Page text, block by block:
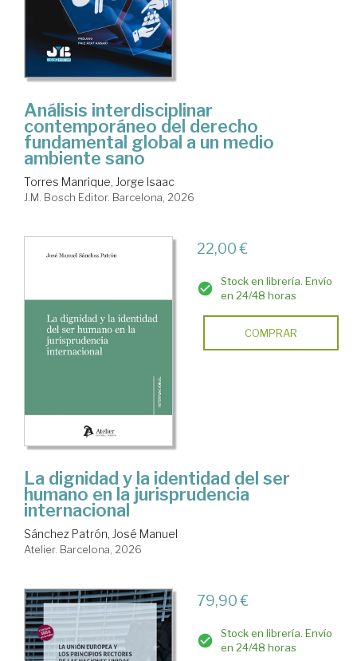
Análisis interdisciplinar
contemporáneo del derecho
fundamental global a un medio
ambiente sano
Torres Manrique, Jorge Isaac
J.M. Bosch Editor. Barcelona, 2026
22,00 €
Stock en librería. Envío
en 24/48 horas
COMPRAR
La dignidad y la identidad del ser
humano en la jurisprudencia
internacional
Sánchez Patrón, José Manuel
Atelier. Barcelona, 2026
79,90 €
Stock en librería. Envío
en 24/48 horas